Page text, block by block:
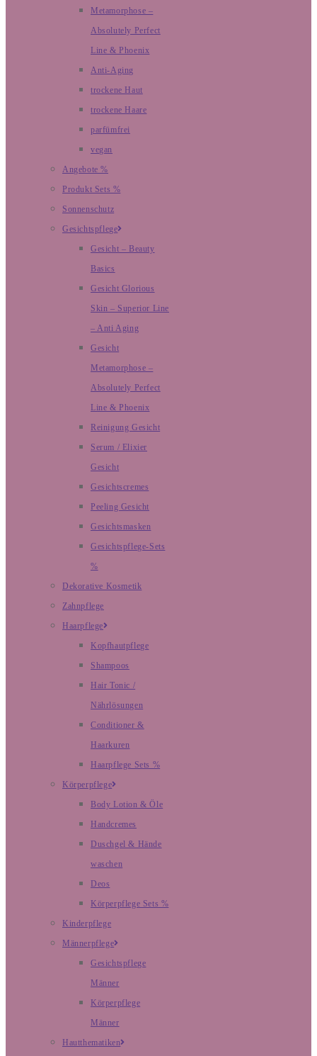
Metamorphose –
Absolutely Perfect
Line & Phoenix
Anti-Aging
trockene Haut
trockene Haare
parfümfrei
vegan
Angebote %
Produkt Sets %
Sonnenschutz
Gesichtspflege
Gesicht – Beauty
Basics
Gesicht Glorious
Skin – Superior Line
– Anti Aging
Gesicht
Metamorphose –
Absolutely Perfect
Line & Phoenix
Reinigung Gesicht
Serum / Elixier
Gesicht
Gesichtscremes
Peeling Gesicht
Gesichtsmasken
Gesichtspflege-Sets
%
Dekorative Kosmetik
Zahnpflege
Haarpflege
Kopfhautpflege
Shampoos
Hair Tonic /
Nährlösungen
Conditioner &
Haarkuren
Haarpflege Sets %
Körperpflege
Body Lotion & Öle
Handcremes
Duschgel & Hände
waschen
Deos
Körperpflege Sets %
Kinderpflege
Männerpflege
Gesichtspflege
Männer
Körperpflege
Männer
Hautthematiken